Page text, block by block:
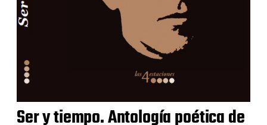
Ser y tiempo. Antología poética de